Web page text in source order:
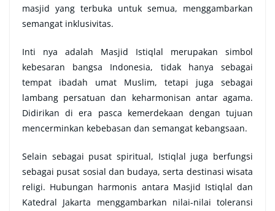
masjid yang terbuka untuk semua, menggambarkan
semangat inklusivitas.
Inti nya adalah Masjid Istiqlal merupakan simbol
kebesaran bangsa Indonesia, tidak hanya sebagai
tempat ibadah umat Muslim, tetapi juga sebagai
lambang persatuan dan keharmonisan antar agama.
Didirikan di era pasca kemerdekaan dengan tujuan
mencerminkan kebebasan dan semangat kebangsaan.
Selain sebagai pusat spiritual, Istiqlal juga berfungsi
sebagai pusat sosial dan budaya, serta destinasi wisata
religi. Hubungan harmonis antara Masjid Istiqlal dan
Katedral Jakarta menggambarkan nilai-nilai toleransi